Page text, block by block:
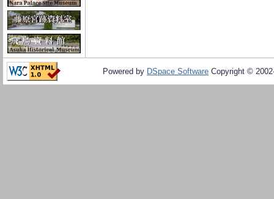
Powered by DSpace Software Copyright ©